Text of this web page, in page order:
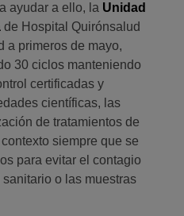
ayudar a ello, la Unidad
de Hospital Quirónsalud
a primeros de mayo,
30 ciclos manteniendo
certificadas y
científicas, las
de tratamientos de
siempre que se
para evitar el contagio
o las muestras